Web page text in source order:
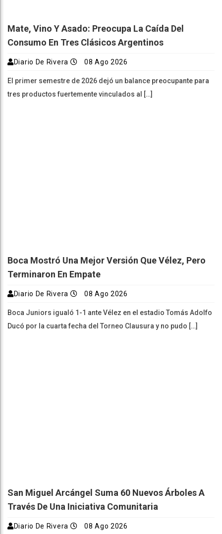
Mate, Vino Y Asado: Preocupa La Caída Del
Consumo En Tres Clásicos Argentinos
Diario De Rivera 08 Ago 2026
El primer semestre de 2026 dejó un balance preocupante para
tres productos fuertemente vinculados al […]
Boca Mostró Una Mejor Versión Que Vélez, Pero
Terminaron En Empate
Diario De Rivera 08 Ago 2026
Boca Juniors igualó 1-1 ante Vélez en el estadio Tomás Adolfo
Ducó por la cuarta fecha del Torneo Clausura y no pudo […]
San Miguel Arcángel Suma 60 Nuevos Árboles A
Través De Una Iniciativa Comunitaria
Diario De Rivera 08 Ago 2026